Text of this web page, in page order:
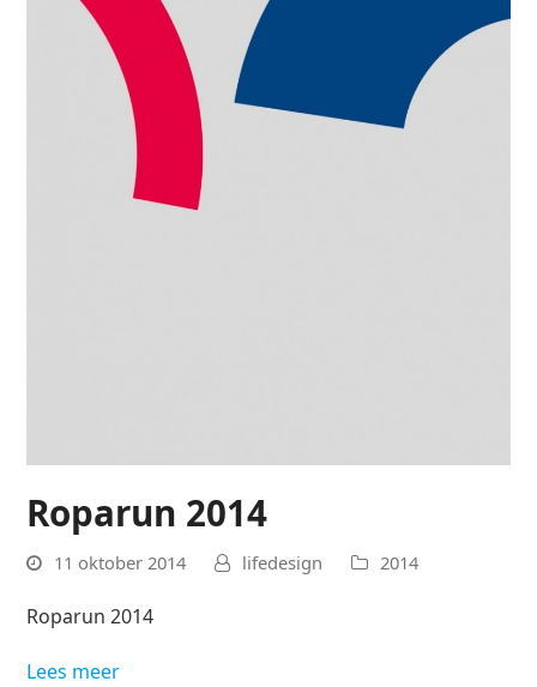
Roparun 2014
11 oktober 2014 lifedesign 2014
Roparun 2014
Lees meer